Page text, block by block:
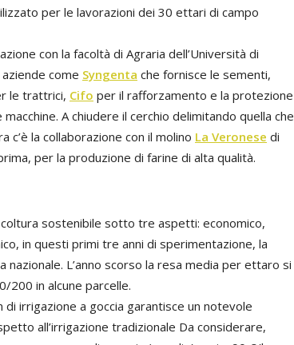
per le lavorazioni dei 30 ettari di campo
con la facoltà di Agraria dell’Università di
come Syngenta che fornisce le sementi,
le trattrici, Cifo per il rafforzamento e la protezione
macchine. A chiudere il cerchio delimitando quella che
la collaborazione con il molino La Veronese di
per la produzione di farine di alta qualità.
sostenibile sotto tre aspetti: economico,
in questi primi tre anni di sperimentazione, la
L’anno scorso la resa media per ettaro si
200 in alcune parcelle.
irrigazione a goccia garantisce un notevole
all’irrigazione tradizionale Da considerare,